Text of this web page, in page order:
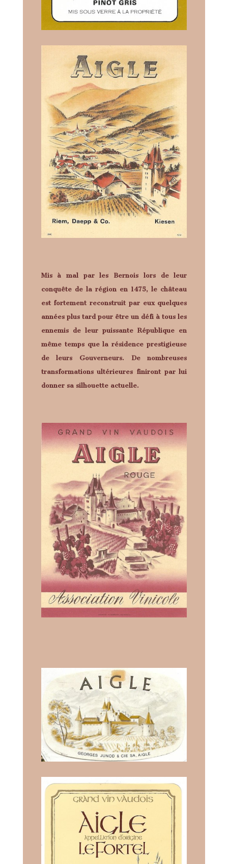
Mis à mal par les Bernois lors de leur
conquête de la région en 1475, le château
est fortement reconstruit par eux quelques
années plus tard pour être un défi à tous les
ennemis de leur puissante République en
même temps que la résidence prestigieuse
de leurs Gouverneurs. Denombreuses
transformations ultérieures finiront par lui
donner sa silhouette actuelle.